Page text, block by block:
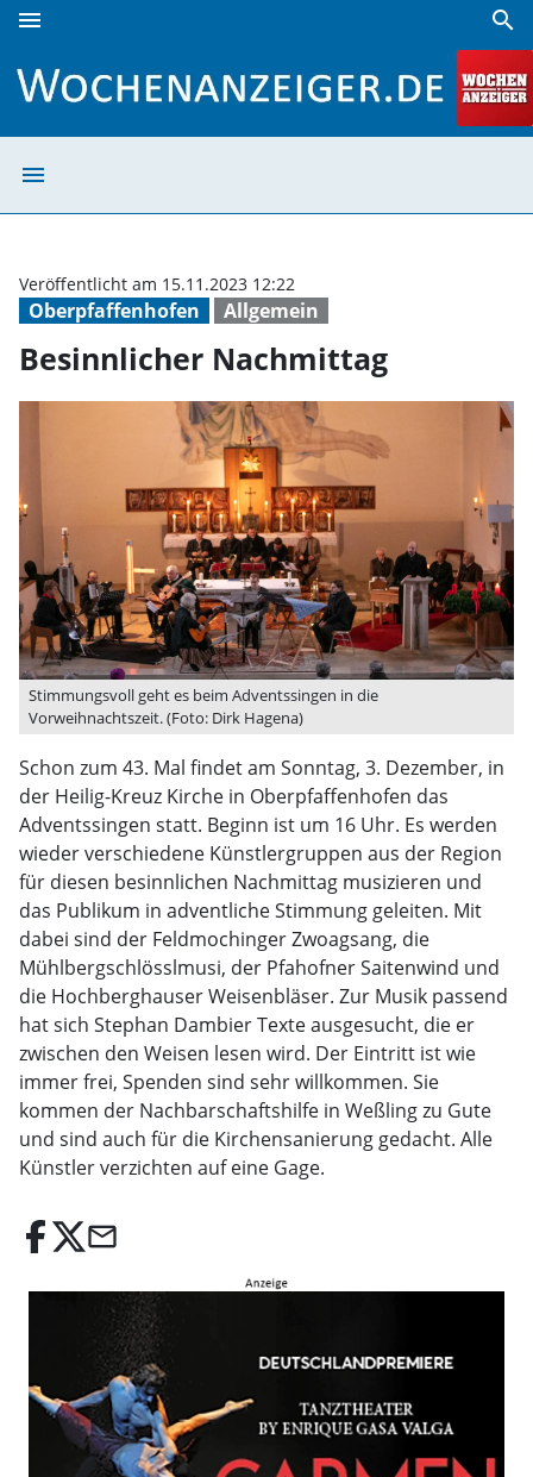
menu search
menu
Oberpfaffenhofen Allgemein
Veröffentlicht am 15.11.2023 12:22
Besinnlicher Nachmittag
Stimmungsvoll geht es beim Adventssingen in die
Vorweihnachtszeit. (Foto: Dirk Hagena)
Schon zum 43. Mal findet am Sonntag, 3. Dezember, in
der Heilig-Kreuz Kirche in Oberpfaffenhofen das
Adventssingen statt. Beginn ist um 16 Uhr. Es werden
wieder verschiedene Künstlergruppen aus der Region
für diesen besinnlichen Nachmittag musizieren und
das Publikum in adventliche Stimmung geleiten. Mit
dabei sind der Feldmochinger Zwoagsang, die
Mühlbergschlösslmusi, der Pfahofner Saitenwind und
die Hochberghauser Weisenbläser. Zur Musik passend
hat sich Stephan Dambier Texte ausgesucht, die er
zwischen den Weisen lesen wird. Der Eintritt ist wie
immer frei, Spenden sind sehr willkommen. Sie
kommen der Nachbarschaftshilfe in Weßling zu Gute
und sind auch für die Kirchensanierung gedacht. Alle
Künstler verzichten auf eine Gage.
email